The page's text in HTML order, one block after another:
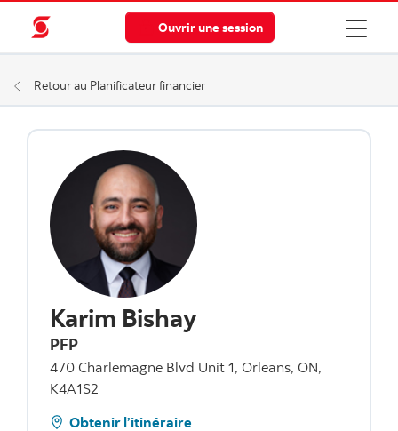
Ouvrir une session
Retour au Planificateur financier
Karim Bishay
PFP
470 Charlemagne Blvd Unit 1, Orleans, ON,
K4A1S2
Obtenir l’itinéraire